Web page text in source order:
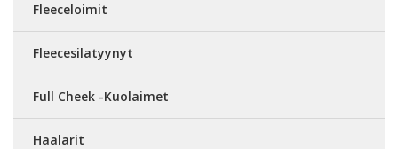
Fleeceloimit
Fleecesilatyynyt
Full Cheek -Kuolaimet
Haalarit